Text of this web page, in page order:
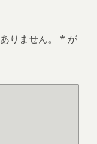
りません。 * が